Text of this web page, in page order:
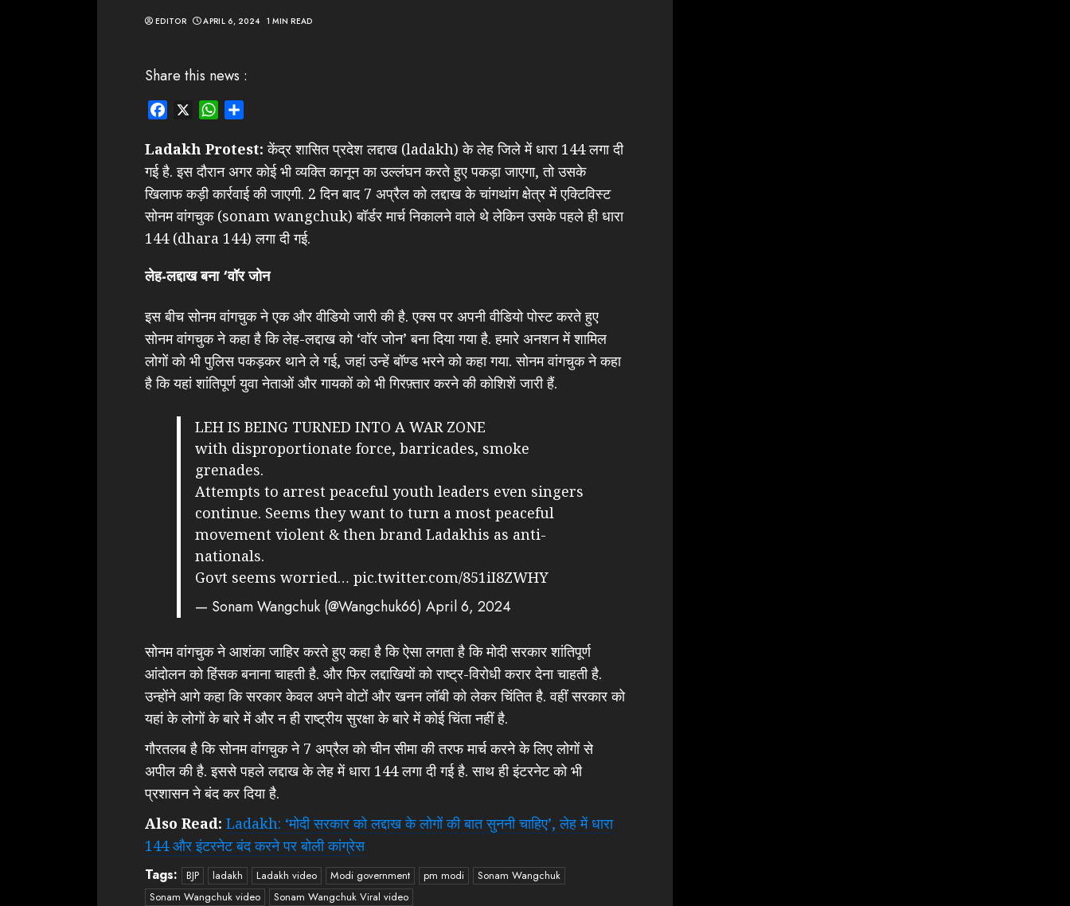
EDITOR APRIL 6, 2024 1 MIN READ
Share this news :
Facebook WhatsApp
Ladakh Protest: केंद्र शासित प्रदेश लद्दाख (ladakh) के लेह जिले में धारा 144 लगा दी
गई है. इस दौरान अगर कोई भी व्यक्ति कानून का उल्लंघन करते हुए पकड़ा जाएगा, तो उसके
खिलाफ कड़ी कार्रवाई की जाएगी. 2 दिन बाद 7 अप्रैल को लद्दाख के चांगथांग क्षेत्र में एक्टिविस्ट
सोनम वांगचुक (sonam wangchuk) बॉर्डर मार्च निकालने वाले थे लेकिन उसके पहले ही धारा
144 (dhara 144) लगा दी गई.
लेह-लद्दाख बना ‘वॉर जोन
इस बीच सोनम वांगचुक ने एक और वीडियो जारी की है. एक्स पर अपनी वीडियो पोस्ट करते हुए
सोनम वांगचुक ने कहा है कि लेह-लद्दाख को ‘वॉर जोन’ बना दिया गया है. हमारे अनशन में शामिल
लोगों को भी पुलिस पकड़कर थाने ले गई, जहां उन्हें बॉण्ड भरने को कहा गया. सोनम वांगचुक ने कहा
है कि यहां शांतिपूर्ण युवा नेताओं और गायकों को भी गिरफ़्तार करने की कोशिशें जारी हैं.
LEH IS BEING TURNED INTO A WAR ZONE
with disproportionate force, barricades, smoke
grenades.
Attempts to arrest peaceful youth leaders even singers
continue. Seems they want to turn a most peaceful
movement violent & then brand Ladakhis as anti-
nationals.
Govt seems worried… pic.twitter.com/851iI8ZWHY
— Sonam Wangchuk (@Wangchuk66) April 6, 2024
सोनम वांगचुक ने आशंका जाहिर करते हुए कहा है कि ऐसा लगता है कि मोदी सरकार शांतिपूर्ण
आंदोलन को हिंसक बनाना चाहती है. और फिर लद्दाखियों को राष्ट्र-विरोधी करार देना चाहती है.
उन्होंने आगे कहा कि सरकार केवल अपने वोटों और खनन लॉबी को लेकर चिंतित है. वहीं सरकार को
यहां के लोगों के बारे में और न ही राष्ट्रीय सुरक्षा के बारे में कोई चिंता नहीं है.
गौरतलब है कि सोनम वांगचुक ने 7 अप्रैल को चीन सीमा की तरफ मार्च करने के लिए लोगों से
अपील की है. इससे पहले लद्दाख के लेह में धारा 144 लगा दी गई है. साथ ही इंटरनेट को भी
प्रशासन ने बंद कर दिया है.
Also Read: Ladakh: ‘मोदी सरकार को लद्दाख के लोगों की बात सुननी चाहिए’, लेह में धारा
144 और इंटरनेट बंद करने पर बोली कांग्रेस
Tags: BJP ladakh Ladakh video Modi government pm modi
Sonam Wangchuk
Sonam Wangchuk video
Sonam Wangchuk Viral video